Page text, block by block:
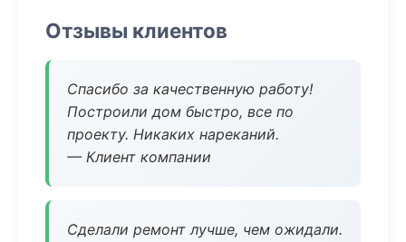
Отзывы клиентов
Спасибо за качественную работу!
Построили дом быстро, все по
проекту. Никаких нареканий.
— Клиент компании
Сделали ремонт лучше, чем ожидали.